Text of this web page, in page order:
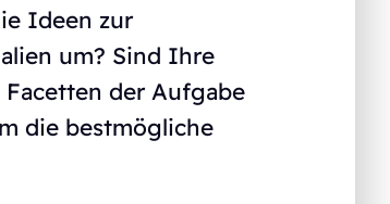
Ideen zur
um? Sind Ihre
der Aufgabe
die bestmögliche